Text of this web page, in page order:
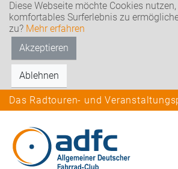
Diese Webseite möchte Cookies
komfortables Surferlebnis zu
zu? Mehr erfahren
Akzeptieren
Ablehnen
Das Radtouren- und